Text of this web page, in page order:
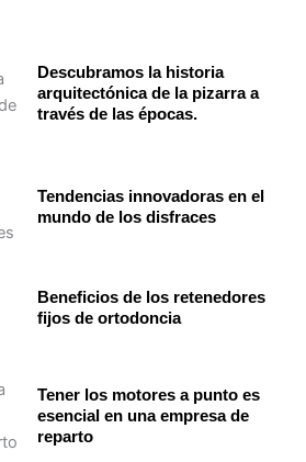
Descubramos la historia
arquitectónica de la pizarra a
través de las épocas.
Tendencias innovadoras en el
mundo de los disfraces
Beneficios de los retenedores
fijos de ortodoncia
Tener los motores a punto es
esencial en una empresa de
reparto